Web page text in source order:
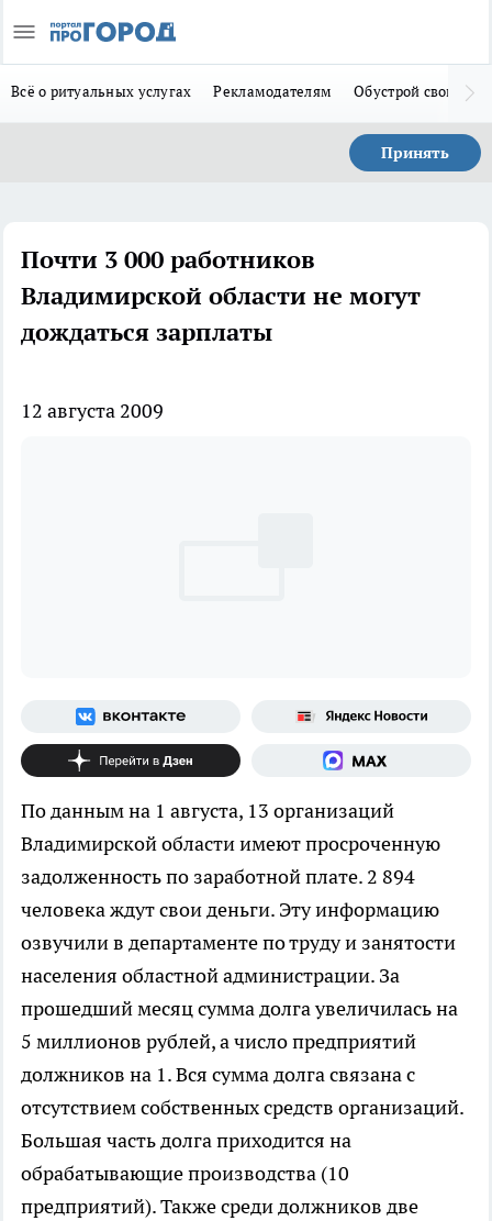
Всё о ритуальных услугах Рекламодателям Обустрой свой дом
Принять
Почти 3 000 работников
Владимирской области не могут
дождаться зарплаты
12 августа 2009
По данным на 1 августа, 13 организаций
Владимирской области имеют просроченную
задолженность по заработной плате. 2 894
человека ждут свои деньги. Эту информацию
озвучили в департаменте по труду и занятости
населения областной администрации. За
прошедший месяц сумма долга увеличилась на
5 миллионов рублей, а число предприятий
должников на 1. Вся сумма долга связана с
отсутствием собственных средств организаций.
Большая часть долга приходится на
обрабатывающие производства (10
предприятий). Также среди должников две